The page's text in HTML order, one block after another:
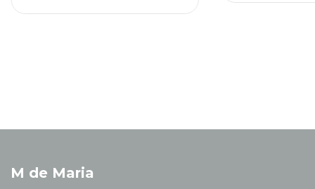
M de Maria